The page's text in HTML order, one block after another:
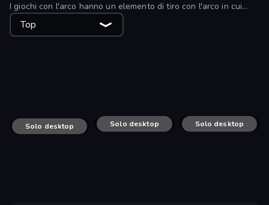
I giochi con l'arco hanno un elemento di tiro con l'arco in cui
devi mirare, sparare e colpire il tuo bersaglio o essere colpito.
Alcuni giochi con l'arco si concentrano sulla ricerca
Top
Apple Shooter Stick Archers Battle
Archer Defense Solo desktop
Stick War Solo desktop
Solo desktop
Tower Archer